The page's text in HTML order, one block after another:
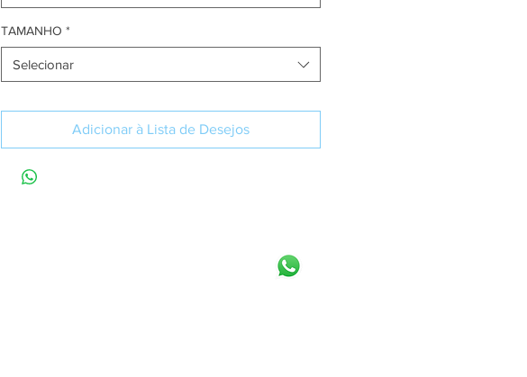
TAMANHO *
Selecionar
Adicionar à Lista de Desejos